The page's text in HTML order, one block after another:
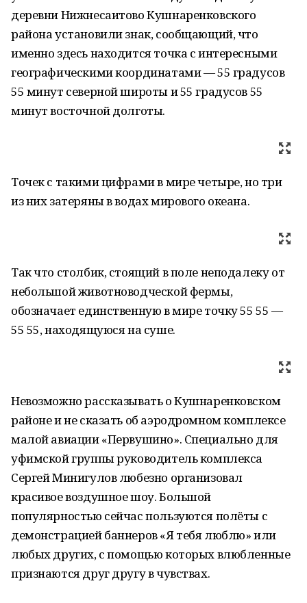
деревни Нижнесаитово Кушнаренковского
района установили знак, сообщающий, что
именно здесь находится точка с интересными
географическими координатами — 55 градусов
55 минут северной широты и 55 градусов 55
минут восточной долготы.
Точек с такими цифрами в мире четыре, но три
из них затеряны в водах мирового океана.
Так что столбик, стоящий в поле неподалеку от
небольшой животноводческой фермы,
обозначает единственную в мире точку 55 55 —
55 55, находящуюся на суше.
Невозможно рассказывать о Кушнаренковском
районе и не сказать об аэродромном комплексе
малой авиации «Первушино». Специально для
уфимской группы руководитель комплекса
Сергей Минигулов любезно организовал
красивое воздушное шоу. Большой
популярностью сейчас пользуются полёты с
демонстрацией баннеров «Я тебя люблю» или
любых других, с помощью которых влюбленные
признаются друг другу в чувствах.